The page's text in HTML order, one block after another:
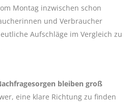
Montag inzwischen schon
und Verbraucher
Aufschläge im Vergleich zu
bleiben groß
eine klare Richtung zu finden